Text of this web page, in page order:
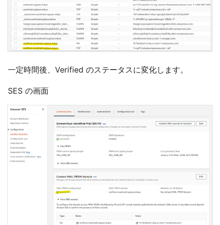
一定時間後、Verified のステータスに変化します。
SES の画面